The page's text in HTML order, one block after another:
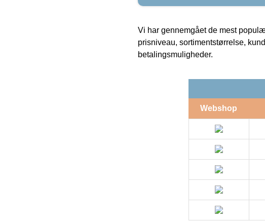
Vi har gennemgået de mest
prisniveau, sortimentstørrelse,
betalingsmuligheder.
Webshop